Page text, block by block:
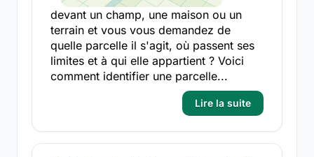
devant un champ, une maison ou un
terrain et vous vous demandez de
quelle parcelle il s'agit, où passent ses
limites et à qui elle appartient ? Voici
comment identifier une parcelle...
Lire la suite